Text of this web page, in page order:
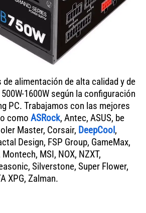
alimentación de alta calidad y de
1600W según la configuración
PC. Trabajamos con las mejores
como ASRock, Antec, ASUS, be
Master, Corsair, DeepCool,
Design, FSP Group, GameMax,
Montech, MSI, NOX, NZXT,
Silverstone, Super Flower,
XPG, Zalman.